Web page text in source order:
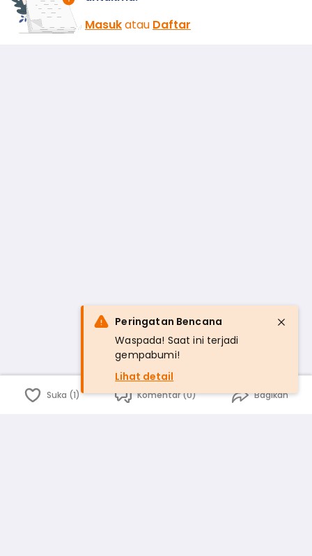
Masukatau Daftar
Suka (1) Komentar (0) Bagikan
Peringatan Bencana
Waspada! Saat ini terjadi
gempabumi!
Lihat detail